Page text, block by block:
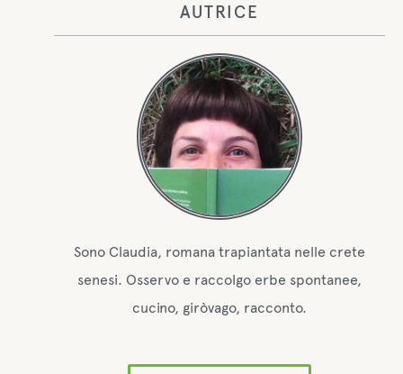
AUTRICE
Sono Claudia, romana trapiantata nelle crete
senesi. Osservo e raccolgo erbe spontanee,
cucino, giròvago, racconto.